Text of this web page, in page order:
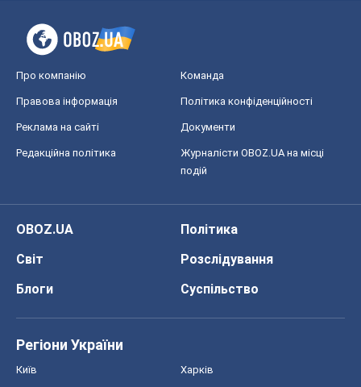
Про компанію Команда
Правова інформація Політика конфіденційності
Реклама на сайті Документи
Редакційна політика
Журналісти OBOZ.UA на місці
подій
OBOZ.UA
Політика
Світ
Розслідування
Блоги
Суспільство
Регіони України
Київ Харків